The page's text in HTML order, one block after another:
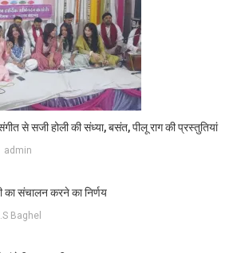
से सजी होली की संध्या, बसंत, पीलू राग की प्रस्तुतियां
admin
का संचालन करने का निर्णय
Baghel